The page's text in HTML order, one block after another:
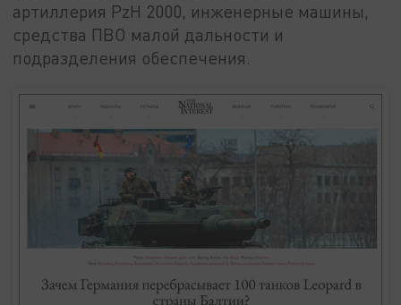
артиллерия PzH 2000, инженерные машины,
средства ПВО малой дальности и
подразделения обеспечения.